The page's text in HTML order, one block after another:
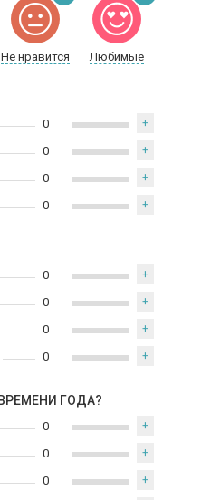
Не нравится Любимые
0 +
0 +
0 +
0 +
0 +
0 +
0 +
0 +
ГОДА?
0 +
0 +
0 +